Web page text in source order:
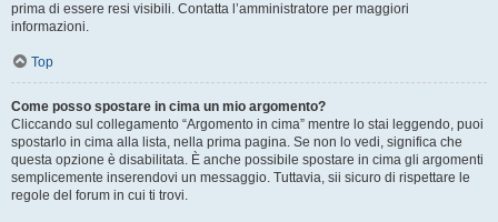
prima di essere resi visibili. Contatta l’amministratore per maggiori
informazioni.
Top
Come posso spostare in cima un mio argomento?
Cliccando sul collegamento “Argomento in cima” mentre lo stai leggendo, puoi
spostarlo in cima alla lista, nella prima pagina. Se non lo vedi, significa che
questa opzione è disabilitata. È anche possibile spostare in cima gli argomenti
semplicemente inserendovi un messaggio. Tuttavia, sii sicuro di rispettare le
regole del forum in cui ti trovi.